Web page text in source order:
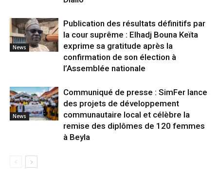
News
Publication des résultats définitifs par
la cour suprême : Elhadj Bouna Keïta
exprime sa gratitude après la
confirmation de son élection à
l’Assemblée nationale
News
Communiqué de presse : SimFer lance
des projets de développement
communautaire local et célèbre la
remise des diplômes de 120 femmes
à Beyla